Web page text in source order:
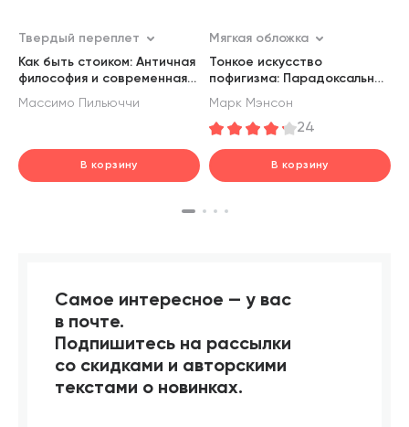
Твердый переплет
Как быть стоиком: Античная
философия и современная
жизнь
Массимо Пильюччи
В корзину
Мягкая обложка
Тонкое искусство
пофигизма: Парадоксальный
способ жить счастливо
Марк Мэнсон
24
В корзину
В корзину
Самое интересное — у вас
в почте.
Подпишитесь на рассылки
со скидками и авторскими
текстами о новинках.